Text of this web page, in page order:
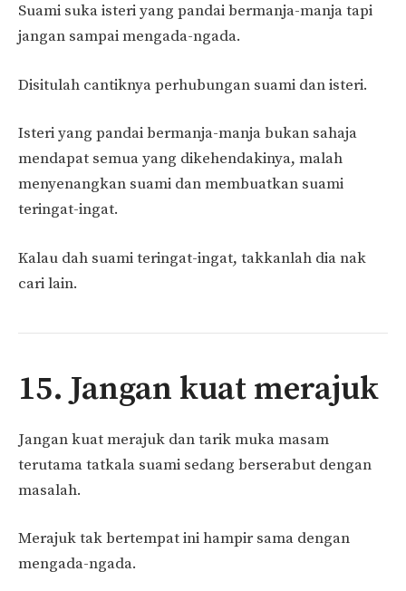
Suami suka isteri yang pandai bermanja-manja tapi
jangan sampai mengada-ngada.
Disitulah cantiknya perhubungan suami dan isteri.
Isteri yang pandai bermanja-manja bukan sahaja
mendapat semua yang dikehendakinya, malah
menyenangkan suami dan membuatkan suami
teringat-ingat.
Kalau dah suami teringat-ingat, takkanlah dia nak
cari lain.
15. Jangan kuat merajuk
Jangan kuat merajuk dan tarik muka masam
terutama tatkala suami sedang berserabut dengan
masalah.
Merajuk tak bertempat ini hampir sama dengan
mengada-ngada.